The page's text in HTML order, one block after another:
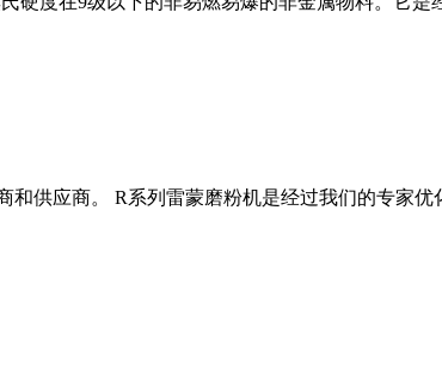
供应商。 R系列雷蒙磨粉机是经过我们的专家